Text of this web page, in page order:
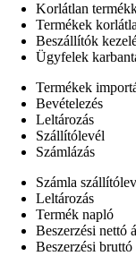
Korlátlan
Termékek
Beszállítók
Ügyfelek
Termékek
Bevételezés
Leltározás
Szállítólevél
Számlázás
Számla
Leltározás
Termék napló
Beszerzési nettó
Beszerzési bruttó